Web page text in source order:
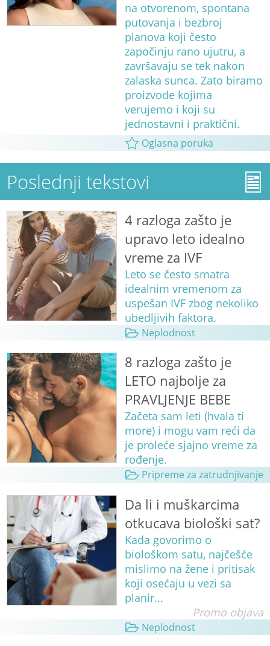
na otvorenom, spontana
putovanja i bezbroj
planova koji često
započinju rano ujutru, a
završavaju se tek nakon
zalaska sunca. Zato biramo
proizvode kojima
verujemo i koji su
jednostavni i praktični.
Oglasna poruka
Poslednji tekstovi
4 razloga zašto je
upravo leto idealno
vreme za IVF
Leto se često smatra
idealnim vremenom za
uspešan IVF zbog nekoliko
ubedljivih faktora.
Neplodnost
8 razloga zašto je
LETO najbolje za
PRAVLJENJE BEBE
Začeta sam leti (hvala ti
more) i mogu vam reći da
je proleće sjajno vreme za
rođenje.
Pripreme za zatrudnjivanje
Da li i muškarcima
otkucava biološki sat?
Kada govorimo o
biološkom satu, najčešće
mislimo na žene i pritisak
koji osećaju u vezi sa
planir...
Promo objava
Neplodnost